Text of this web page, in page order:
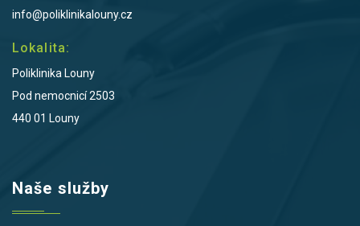
info@poliklinikalouny.cz
Lokalita:
Poliklinika Louny
Pod nemocnicí 2503
440 01 Louny
Naše služby